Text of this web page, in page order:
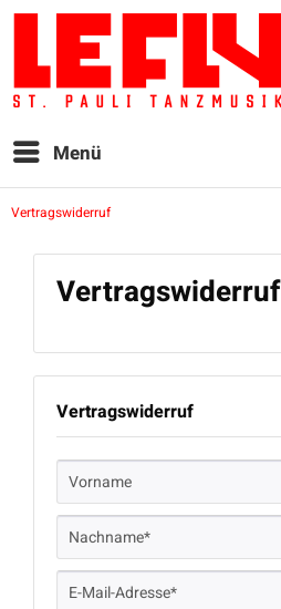
Menü
Vertragswiderruf
Vertragswiderruf
Vertragswiderruf